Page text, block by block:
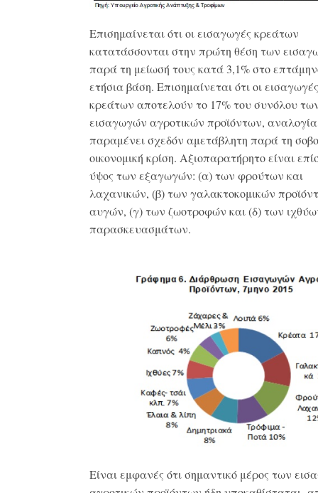
Επισημαίνεται ότι οι εισαγωγές κρεάτων
κατατάσσονται στην πρώτη θέση των
παρά τη μείωσή τους κατά 3,1% στο
ετήσια βάση. Επισημαίνεται ότι οι εισαγωγές
κρεάτων αποτελούν το 17% του συνόλου
εισαγωγών αγροτικών προϊόντων,
παραμένει σχεδόν αμετάβλητη παρά τη
οικονομική κρίση. Αξιοπαρατήρητο είναι
ύψος των εξαγωγών: (α) των φρούτων και
λαχανικών, (β) των γαλακτοκομικών
αυγών, (γ) των ζωοτροφών και (δ) των
παρασκευασμάτων.
Είναι εμφανές ότι σημαντικό μέρος των